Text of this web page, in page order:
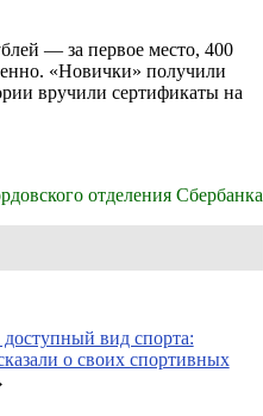
— за первое место, 400
«Новички» получили
вручили сертификаты на
отделения Сбербанка
вид спорта:
о своих спортивных